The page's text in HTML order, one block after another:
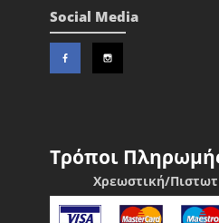
Social Media
Τρόποι
Χρεωστική/